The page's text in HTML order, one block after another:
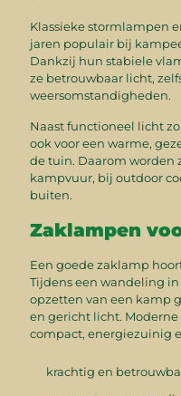
Klassieke stormlampen
jaren populair bij
Dankzij hun stabiele
ze betrouwbaar licht,
weersomstandigheden.
Naast functioneel licht
ook voor een warme,
de tuin. Daarom worden
kampvuur, bij outdoor
buiten.
Zaklampen
Een goede zaklamp
Tijdens een wandeling
opzetten van een kamp
en gericht licht.
compact, energiezuinig
krachtig en